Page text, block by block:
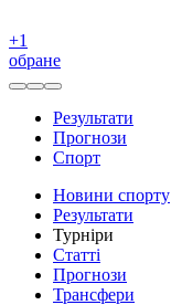
+1
обране
Результати
Прогнози
Спорт
Новини спорту
Результати
Турніри
Статті
Прогнози
Трансфери